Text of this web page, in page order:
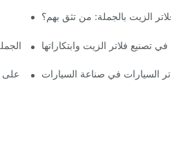
أفضل شركات تصنيع
الزيت بالجملة: من تثق بهم؟
التنقل في سوق
تصنيع فلاتر الزيت وابتكاراتها
موردو فلاتر الزيت: العثور
السيارات في صناعة السيارات